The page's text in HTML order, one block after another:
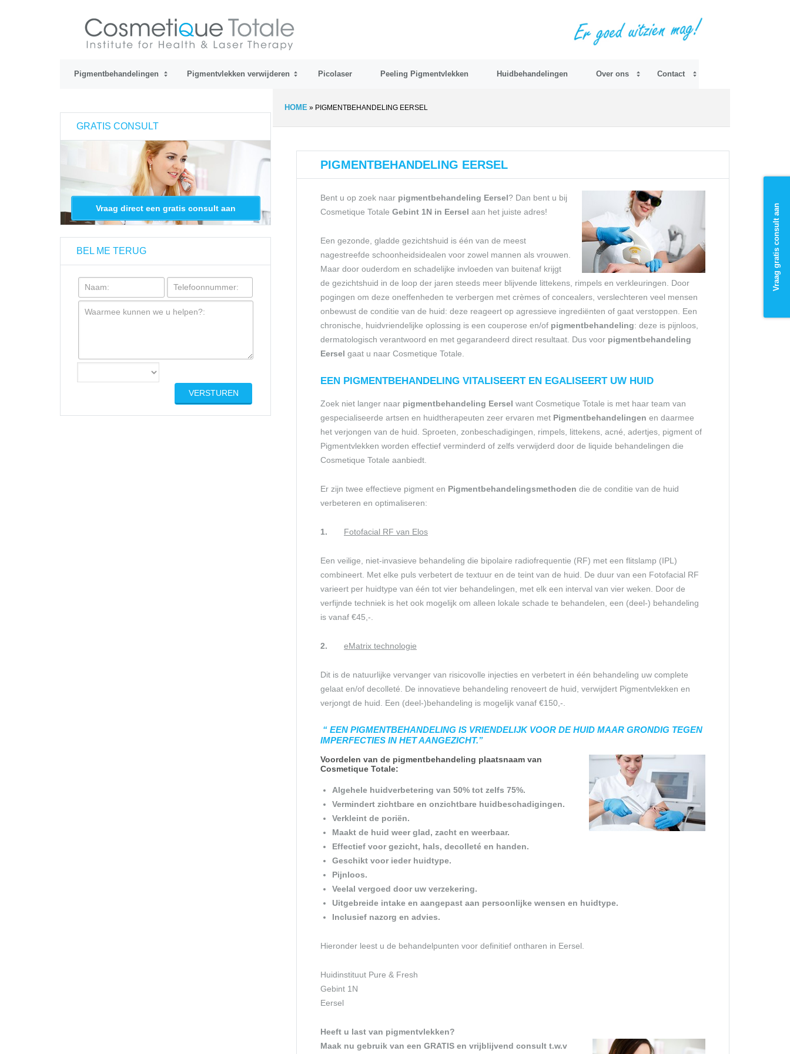
Pigmentbehandelingen Pigmentvlekken verwijderen Picolaser Peeling Pigmentvlekken Huidbehandelingen Over ons Contact
HOME » PIGMENTBEHANDELING EERSEL
PIGMENTBEHANDELING EERSEL
Bent u op zoek naar pigmentbehandeling Eersel? Dan bent u bij
Cosmetique Totale Gebint 1N in Eersel aan het juiste adres!
Een gezonde, gladde gezichtshuid is één van de meest
nagestreefde schoonheidsidealen voor zowel mannen als vrouwen.
Maar door ouderdom en schadelijke invloeden van buitenaf krijgt
de gezichtshuid in de loop der jaren steeds meer blijvende littekens, rimpels en verkleuringen. Door
pogingen om deze oneffenheden te verbergen met crèmes of concealers, verslechteren veel mensen
onbewust de conditie van de huid: deze reageert op agressieve ingrediënten of gaat verstoppen. Een
chronische, huidvriendelijke oplossing is een couperose en/of pigmentbehandeling: deze is pijnloos,
dermatologisch verantwoord en met gegarandeerd direct resultaat. Dus voor pigmentbehandeling
Eersel gaat u naar Cosmetique Totale.
EEN PIGMENTBEHANDELING VITALISEERT EN EGALISEERT UW HUID
Zoek niet langer naar pigmentbehandeling Eersel want Cosmetique Totale is met haar team van
gespecialiseerde artsen en huidtherapeuten zeer ervaren met Pigmentbehandelingen en daarmee
het verjongen van de huid. Sproeten, zonbeschadigingen, rimpels, littekens, acné, adertjes, pigment of
Pigmentvlekken worden effectief verminderd of zelfs verwijderd door de liquide behandelingen die
Cosmetique Totale aanbiedt.
Er zijn twee effectieve pigment en Pigmentbehandelingsmethoden die de conditie van de huid
verbeteren en optimaliseren:
1. Fotofacial RF van Elos
Een veilige, niet-invasieve behandeling die bipolaire radiofrequentie (RF) met een flitslamp (IPL)
combineert. Met elke puls verbetert de textuur en de teint van de huid. De duur van een Fotofacial RF
varieert per huidtype van één tot vier behandelingen, met elk een interval van vier weken. Door de
verfijnde techniek is het ook mogelijk om alleen lokale schade te behandelen, een (deel-) behandeling
is vanaf €45,-.
2. eMatrix technologie
Dit is de natuurlijke vervanger van risicovolle injecties en verbetert in één behandeling uw complete
gelaat en/of decolleté. De innovatieve behandeling renoveert de huid, verwijdert Pigmentvlekken en
verjongt de huid. Een (deel-)behandeling is mogelijk vanaf €150,-.
“ EEN PIGMENTBEHANDELING IS VRIENDELIJK VOOR DE HUID MAAR GRONDIG TEGEN
IMPERFECTIES IN HET AANGEZICHT.”
Voordelen van de pigmentbehandeling plaatsnaam van
Cosmetique Totale:
Algehele huidverbetering van 50% tot zelfs 75%.
Vermindert zichtbare en onzichtbare huidbeschadigingen.
Verkleint de poriën.
Maakt de huid weer glad, zacht en weerbaar.
Effectief voor gezicht, hals, decolleté en handen.
Geschikt voor ieder huidtype.
Pijnloos.
Veelal vergoed door uw verzekering.
Uitgebreide intake en aangepast aan persoonlijke wensen en huidtype.
Inclusief nazorg en advies.
Hieronder leest u de behandelpunten voor definitief ontharen in Eersel.
Huidinstituut Pure & Fresh
Gebint 1N
Eersel
Heeft u last van pigmentvlekken?
Maak nu gebruik van een GRATIS en vrijblijvend consult t.w.v
GRATIS CONSULT
Vraag direct een gratis consult aan
BEL ME TERUG Vraag gratis consult aan